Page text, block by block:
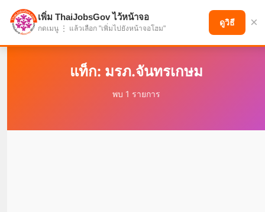
แบ่งปันโอกาส เพื่ออนาคตที่ก้าวหน้า
แท็ก: มรภ.จันทรเกษม
พบ 1 รายการ
เพิ่ม ThaiJobsGov ไว้หน้าจอ
กดเมนู ⋮ แล้วเลือก "เพิ่มไปยังหน้าจอโฮม"
ดูวิธี ×